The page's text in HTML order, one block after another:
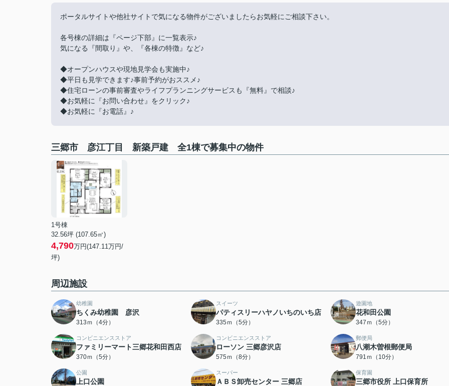
ポータルサイトや他社サイトで気になる物件がございましたらお気軽にご相談下さい。
各号棟の詳細は『ページ下部』に一覧表示♪
気になる『間取り』や、『各棟の特徴』など♪
◆オープンハウスや現地見学会も実施中♪
◆平日も見学できます♪事前予約がおススメ♪
◆住宅ローンの事前審査やライフプランニングサービスも『無料』で相談♪
◆お気軽に『お問い合わせ』をクリック♪
◆お気軽に『お電話』♪
三郷市 彦江丁目 新築戸建 全1棟で募集中の物件
1号棟
32.56坪 (107.65㎡)
4,790万円(147.11万円/
坪)
周辺施設
幼稚園
ちくみ幼稚園 彦沢
313ｍ（4分）
スイーツ
パティスリーハヤノいちのいち店
335ｍ（5分）
遊園地
花和田公園
347ｍ（5分）
コンビニエンスストア
ファミリーマート三郷花和田西店
370ｍ（5分）
コンビニエンスストア
ローソン 三郷彦沢店
575ｍ（8分）
郵便局
八潮木曽根郵便局
791ｍ（10分）
公園
上口公園
スーパー
ＡＢＳ卸売センター 三郷店
保育園
三郷市役所 上口保育所